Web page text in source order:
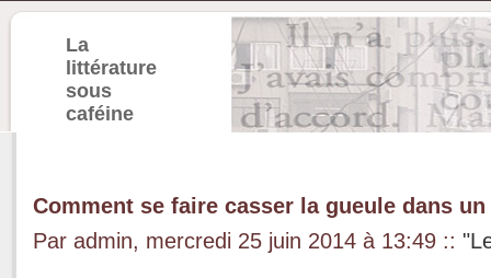
La
littérature
sous
caféine
Comment se faire casser la gueule dans un
Par admin, mercredi 25 juin 2014 à 13:49 ::